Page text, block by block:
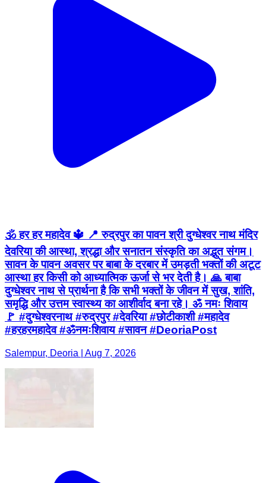
🕉️ हर हर महादेव 🔱 📍 रुद्रपुर का पावन श्री दुग्धेश्वर नाथ मंदिर
देवरिया की आस्था, श्रद्धा और सनातन संस्कृति का अद्भुत संगम।
सावन के पावन अवसर पर बाबा के दरबार में उमड़ती भक्तों की अटूट
आस्था हर किसी को आध्यात्मिक ऊर्जा से भर देती है। 🙏 बाबा
दुग्धेश्वर नाथ से प्रार्थना है कि सभी भक्तों के जीवन में सुख, शांति,
समृद्धि और उत्तम स्वास्थ्य का आशीर्वाद बना रहे। ॐ नमः शिवाय
🚩 #दुग्धेश्वरनाथ #रुद्रपुर #देवरिया #छोटीकाशी #महादेव
#हरहरमहादेव #ॐनमःशिवाय #सावन #DeoriaPost
Salempur, Deoria | Aug 7, 2026